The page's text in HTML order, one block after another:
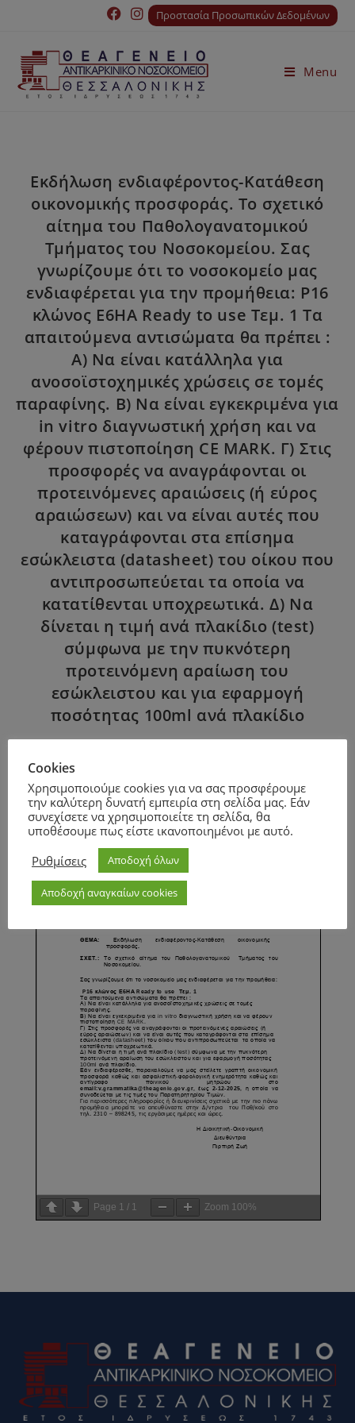
Προστασία Προσωπικών Δεδομένων
Menu
Εκδήλωση ενδιαφέροντος-Κατάθεση
οικονομικής προσφοράς. Το σχετικό
αίτημα του Παθολογανατομικού
Τμήματος του Νοσοκομείου. Σας
γνωρίζουμε ότι το νοσοκομείο μας
ενδιαφέρεται για την προμήθεια: P16
κλώνος Ε6ΗΑ Ready to use Τεμ. 1 Τα
απαιτούμενα αντισώματα θα πρέπει :
Α) Να είναι κατάλληλα για
ανοσοϊστοχημικές χρώσεις σε τομές
παραφίνης. Β) Να είναι εγκεκριμένα για
in vitro διαγνωστική χρήση και να
φέρουν πιστοποίηση CE MARK. Γ) Στις
προσφορές να αναγράφονται οι
προτεινόμενες αραιώσεις (ή εύρος
αραιώσεων) και να είναι αυτές που
καταγράφονται στα επίσημα
εσώκλειστα (datasheet) του οίκου που
αντιπροσωπεύεται τα οποία να
κατατίθενται υποχρεωτικά. Δ) Να
δίνεται η τιμή ανά πλακίδιο (test)
σύμφωνα με την πυκνότερη
προτεινόμενη αραίωση του
εσώκλειστου και για εφαρμογή
ποσότητας 100ml ανά πλακίδιο
Page 1 / 1 Zoom 100%
Cookies
Χρησιμοποιούμε cookies για να σας προσφέρουμε
την καλύτερη δυνατή εμπειρία στη σελίδα μας. Εάν
συνεχίσετε να χρησιμοποιείτε τη σελίδα, θα
υποθέσουμε πως είστε ικανοποιημένοι με αυτό.
Ρυθμίσεις
Αποδοχή όλων
Αποδοχή αναγκαίων cookies